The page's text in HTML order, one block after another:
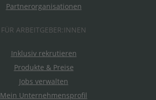
Partnerorganisationen
FÜR ARBEITGEBER:INNEN
Inklusiv rekrutieren
Produkte & Preise
Jobs verwalten
Mein Unternehmensprofil